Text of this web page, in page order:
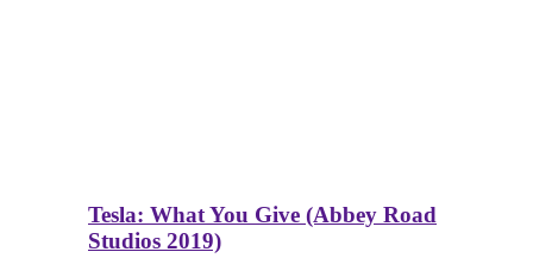
Tesla: What You Give (Abbey Road
Studios 2019)